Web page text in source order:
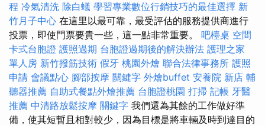
程 冷氣清洗 除白蟻 學習專業數位行銷技巧的最佳選擇 新
竹月子中心 在這里以最可靠，最受評估的服務提供商進行
投票，即使門票要貴一些，這一點非常重要。 吧檯桌 空間
卡式台胞證 護照過期 台胞證過期後的解決辦法 護理之家
單人房 新竹撥筋技術 假牙 桃園外燴 聯合法律事務所 護照
申請 會議點心 腳部按摩 關鍵字 外燴buffet 安養院 新店 輔
聽器推薦 自助式餐點外燴推薦 台胞證桃園 打掃 記帳 牙醫
推薦 中清路放鬆按摩 關鍵字 我們還為其餘的工作做好準
備，使其短暫且相對較少，因為目標是將車輛及時到達目的